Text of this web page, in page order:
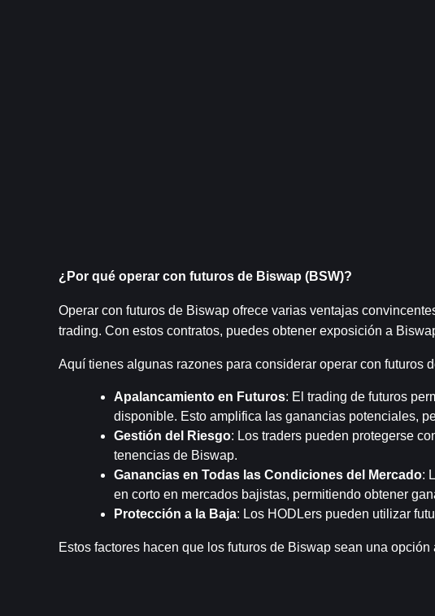
¿Por qué operar con futuros de Biswap (BSW)?
Operar con futuros de Biswap ofrece varias ventajas
trading. Con estos contratos, puedes obtener exposición a
Aquí tienes algunas razones para considerar operar con futuros
Apalancamiento en Futuros: El trading de futuros
disponible. Esto amplifica las ganancias potenciales,
Gestión del Riesgo: Los traders pueden protegerse
tenencias de Biswap.
Ganancias en Todas las Condiciones del Mercado:
en corto en mercados bajistas, permitiendo obtener
Protección a la Baja: Los HODLers pueden utilizar
Estos factores hacen que los futuros de Biswap sean una